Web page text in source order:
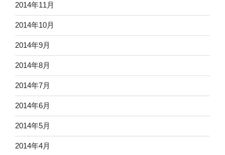
2014年11月
2014年10月
2014年9月
2014年8月
2014年7月
2014年6月
2014年5月
2014年4月